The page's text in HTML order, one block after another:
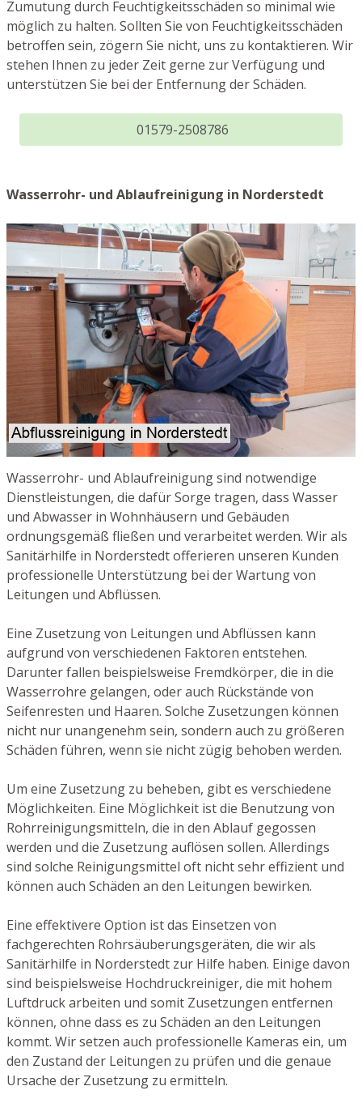
Zumutung durch Feuchtigkeitsschäden so minimal wie
möglich zu halten. Sollten Sie von Feuchtigkeitsschäden
betroffen sein, zögern Sie nicht, uns zu kontaktieren. Wir
stehen Ihnen zu jeder Zeit gerne zur Verfügung und
unterstützen Sie bei der Entfernung der Schäden.
01579-2508786
Wasserrohr- und Ablaufreinigung in Norderstedt
Wasserrohr- und Ablaufreinigung sind notwendige
Dienstleistungen, die dafür Sorge tragen, dass Wasser
und Abwasser in Wohnhäusern und Gebäuden
ordnungsgemäß fließen und verarbeitet werden. Wir als
Sanitärhilfe in Norderstedt offerieren unseren Kunden
professionelle Unterstützung bei der Wartung von
Leitungen und Abflüssen.
Eine Zusetzung von Leitungen und Abflüssen kann
aufgrund von verschiedenen Faktoren entstehen.
Darunter fallen beispielsweise Fremdkörper, die in die
Wasserrohre gelangen, oder auch Rückstände von
Seifenresten und Haaren. Solche Zusetzungen können
nicht nur unangenehm sein, sondern auch zu größeren
Schäden führen, wenn sie nicht zügig behoben werden.
Um eine Zusetzung zu beheben, gibt es verschiedene
Möglichkeiten. Eine Möglichkeit ist die Benutzung von
Rohrreinigungsmitteln, die in den Ablauf gegossen
werden und die Zusetzung auflösen sollen. Allerdings
sind solche Reinigungsmittel oft nicht sehr effizient und
können auch Schäden an den Leitungen bewirken.
Eine effektivere Option ist das Einsetzen von
fachgerechten Rohrsäuberungsgeräten, die wir als
Sanitärhilfe in Norderstedt zur Hilfe haben. Einige davon
sind beispielsweise Hochdruckreiniger, die mit hohem
Luftdruck arbeiten und somit Zusetzungen entfernen
können, ohne dass es zu Schäden an den Leitungen
kommt. Wir setzen auch professionelle Kameras ein, um
den Zustand der Leitungen zu prüfen und die genaue
Ursache der Zusetzung zu ermitteln.